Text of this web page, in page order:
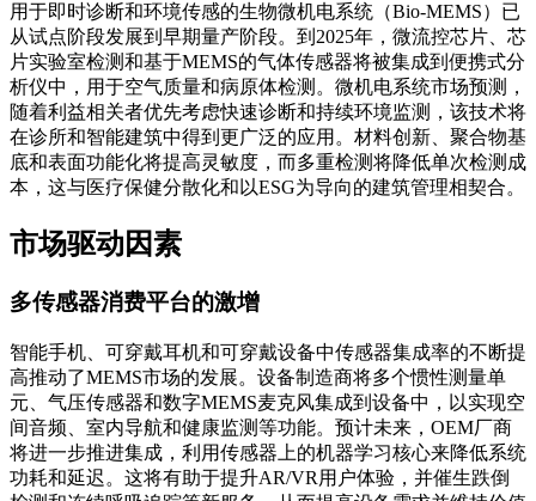
用于即时诊断和环境传感的生物微机电系统（Bio-MEMS）已
从试点阶段发展到早期量产阶段。到2025年，微流控芯片、芯
片实验室检测和基于MEMS的气体传感器将被集成到便携式分
析仪中，用于空气质量和病原体检测。微机电系统市场预测，
随着利益相关者优先考虑快速诊断和持续环境监测，该技术将
在诊所和智能建筑中得到更广泛的应用。材料创新、聚合物基
底和表面功能化将提高灵敏度，而多重检测将降低单次检测成
本，这与医疗保健分散化和以ESG为导向的建筑管理相契合。
市场驱动因素
多传感器消费平台的激增
智能手机、可穿戴耳机和可穿戴设备中传感器集成率的不断提
高推动了MEMS市场的发展。设备制造商将多个惯性测量单
元、气压传感器和数字MEMS麦克风集成到设备中，以实现空
间音频、室内导航和健康监测等功能。预计未来，OEM厂商
将进一步推进集成，利用传感器上的机器学习核心来降低系统
功耗和延迟。这将有助于提升AR/VR用户体验，并催生跌倒